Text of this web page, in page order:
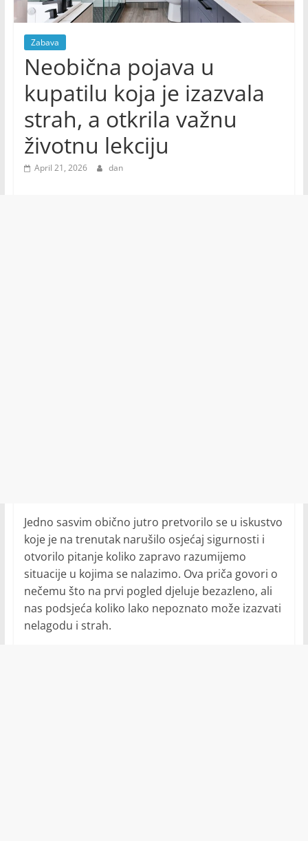
Zabava
Neobična pojava u
kupatilu koja je izazvala
strah, a otkrila važnu
životnu lekciju
April 21, 2026 dan
Jedno sasvim obično jutro pretvorilo se u iskustvo
koje je na trenutak narušilo osjećaj sigurnosti i
otvorilo pitanje koliko zapravo razumijemo
situacije u kojima se nalazimo. Ova priča govori o
nečemu što na prvi pogled djeluje bezazleno, ali
nas podsjeća koliko lako nepoznato može izazvati
nelagodu i strah.